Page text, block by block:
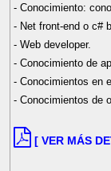
- Conocimiento:
- Net front-end o c#
- Web developer.
- Conocimiento de
- Conocimientos en
- Conocimientos de
[ VER MÁS